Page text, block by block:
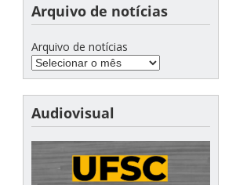
Arquivo de notícias
Arquivo de notícias
Audiovisual